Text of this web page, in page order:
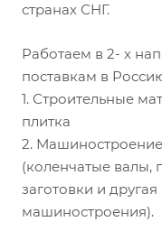
странах СНГ.
Работаем в 2- х
поставкам в
1. Строительные
плитка
2.
(коленчатые валы,
заготовки и
машиностроения).